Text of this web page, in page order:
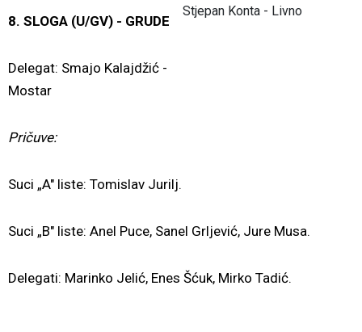
8. SLOGA (U/GV) - GRUDE
Delegat: Smajo Kalajdžić -
Mostar
Stjepan Konta - Livno
Pričuve:
Suci „A" liste: Tomislav Jurilj.
Suci „B" liste: Anel Puce, Sanel Grljević, Jure Musa.
Delegati: Marinko Jelić, Enes Šćuk, Mirko Tadić.